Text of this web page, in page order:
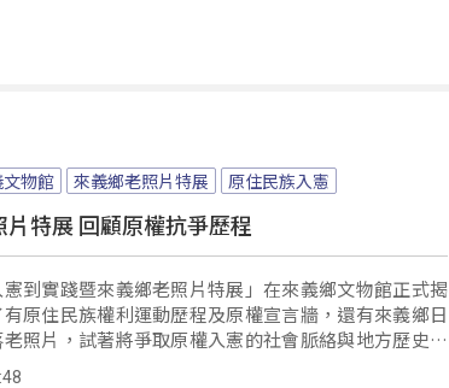
物館 來義鄉老照片特展 原住民族入憲
特展 回顧原權抗爭歷程
憲到實踐暨來義鄉老照片特展」在來義鄉文物館正式揭
原住民族權利運動歷程及原權宣言牆，還有來義鄉日
照片，試著將爭取原權入憲的社會脈絡與地方歷史結
段歷史軌跡。